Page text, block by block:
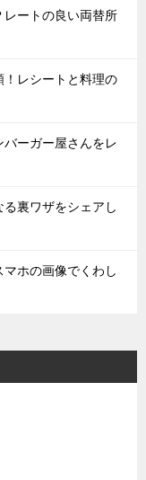
ートの良い両替所
レシートと料理の
ーガー屋さんをレ
裏ワザをシェアし
ホの画像でくわし